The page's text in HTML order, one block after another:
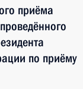
приёма
по приёму